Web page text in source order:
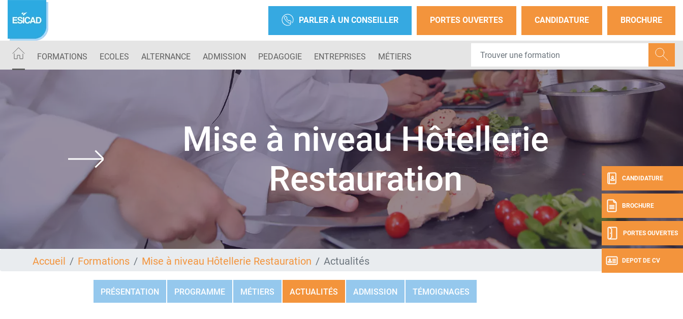
contenu
PARLER À UN CONSEILLER PORTES OUVERTES CANDIDATURE BROCHURE
FORMATIONS ECOLES ALTERNANCE ADMISSION PEDAGOGIE ENTREPRISES MÉTIERS
CANDIDATURE
BROCHURE
PORTES OUVERTES
DEPOT DE CV
Mise à niveau Hôtellerie
Restauration
Accueil Formations Mise à niveau Hôtellerie Restauration Actualités
PRÉSENTATION PROGRAMME MÉTIERS ACTUALITÉS ADMISSION TÉMOIGNAGES